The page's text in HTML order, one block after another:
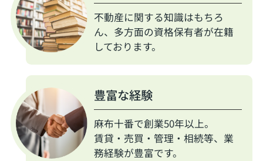
不動産に関する知識はもちろ
ん、多方面の資格保有者が在籍
しております。
豊富な経験
麻布十番で創業50年以上。
賃貸・売買・管理・相続等、業
務経験が豊富です。